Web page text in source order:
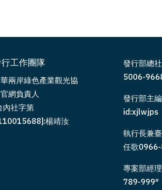
工作團隊
兩岸綠色產業觀光協
網負責人
內社字第
楊靖汝
發行部總
5006-
發行部主
id:xjlwjps
執行長兼
任歌
專案部經
789-999″